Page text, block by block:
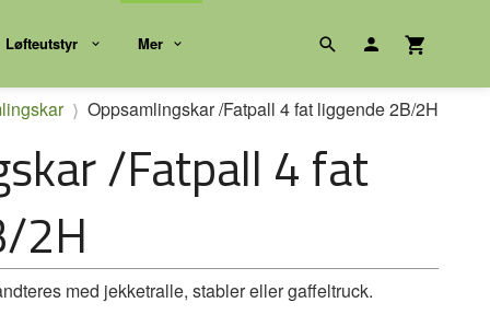
Løfteutstyr Mer
Oppsamlingskar /Fatpall 4 fat liggende 2B/2H
/Fatpall 4 fat
2H
med jekketralle, stabler eller gaffeltruck.